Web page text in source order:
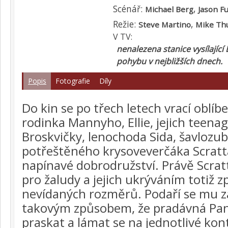
Scénář: Michael Berg, Jason
Režie: Steve Martino, Mike
V TV:
nenalezena stanice vysílající
pohybu v nejbližších dnech.
Popis Fotografie Díly
Do kin se po třech letech vrací
rodinka Mannyho, Ellie, jejich
Broskvičky, lenochoda Sida,
potřeštěného krysoveverčáka
napínavé dobrodružství. Právě
pro žaludy a jejich ukrýváním totiž
nevídaných rozměrů. Podaří se mu
takovým způsobem, že pradávná
praskat a lámat se na jednotlivé